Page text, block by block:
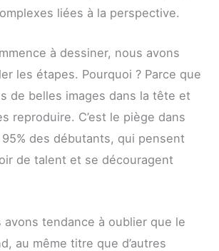
liées à la perspective.
à dessiner, nous avons
les étapes. Pourquoi ? Parce que
de belles images dans la tête et
reproduire. C’est le piège dans
des débutants, qui pensent
de talent et se découragent
avons tendance à oublier que le
au même titre que d’autres